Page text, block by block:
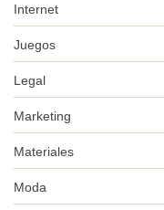
Internet
Juegos
Legal
Marketing
Materiales
Moda